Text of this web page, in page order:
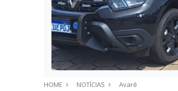
HOME NOTÍCIAS Avaré